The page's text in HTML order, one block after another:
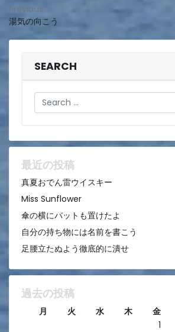
投
稿
ョ
ン
Previous:
湯気の向こう
SEARCH
Search
最近の投稿
真夏おでん雷ウイスキー
Miss Sunflower
傘の横にバットも置けたよ
自分の持ち物には名前を書こう
足腰立たぬよう徹底的に潰せ
過去の投稿
月 火 水 木 金
1